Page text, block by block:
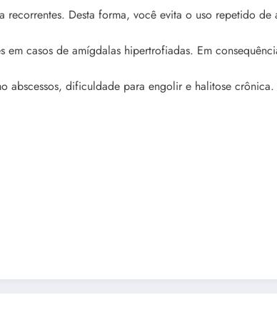
Desta forma, você evita o uso repetido
em casos de amígdalas hipertrofiadas. Em
abscessos, dificuldade para engolir e halitose